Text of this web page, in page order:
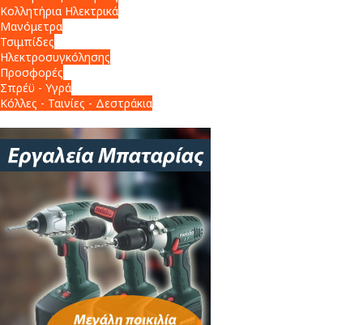
Κολλητήρια Ηλεκτρικά
Μανόμετρα
Τσιμπίδες
Ηλεκτροσυγκόλησης
Προσφορές
Σπρέϋ - Υγρά
Κόλλες - Ταινίες - Δεστράκια